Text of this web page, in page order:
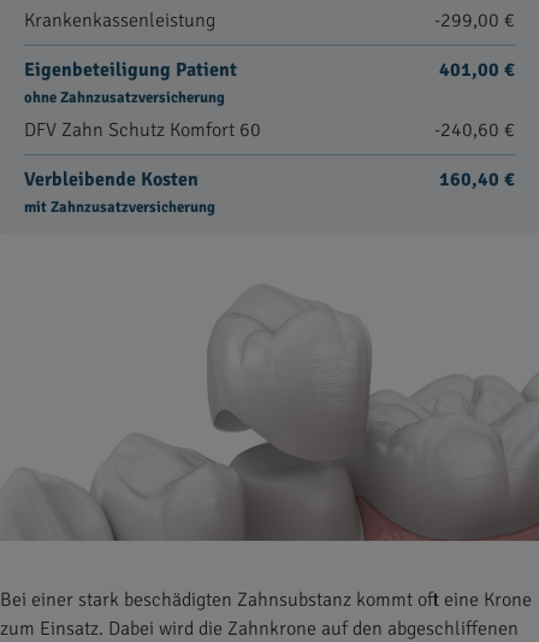
Krankenkassenleistung
-299,00 €
Eigenbeteiligung Patient
ohne Zahnzusatzversicherung
401,00 €
DFV Zahn Schutz Komfort 60 -240,60 €
Verbleibende Kosten
mit Zahnzusatzversicherung
160,40 €
Bei einer stark beschädigten Zahnsubstanz kommt oft eine Krone
zum Einsatz. Dabei wird die Zahnkrone auf den abgeschliffenen